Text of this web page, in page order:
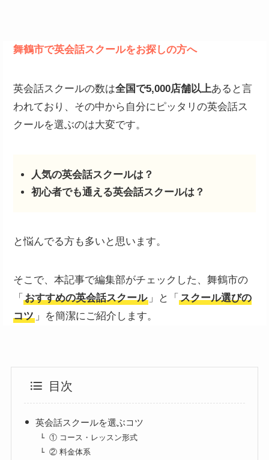
舞鶴市で英会話スクールをお探しの方へ
英会話スクールの数は全国で5,000店舗以上あると言
われており、その中から自分にピッタリの英会話ス
クールを選ぶのは大変です。
人気の英会話スクールは？
初心者でも通える英会話スクールは？
と悩んでる方も多いと思います。
そこで、本記事で編集部がチェックした、舞鶴市の
「おすすめの英会話スクール 」と「スクール選びの
コツ 」を簡潔にご紹介します。
目次
英会話スクールを選ぶコツ
① コース・レッスン形式
② 料金体系